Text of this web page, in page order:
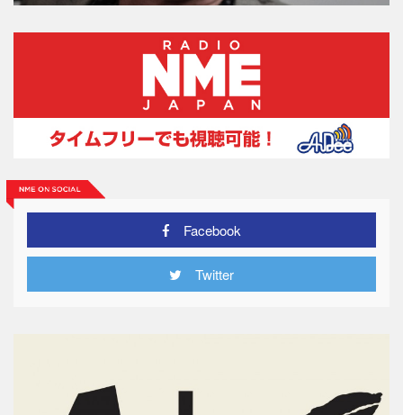
Facebook
Twitter